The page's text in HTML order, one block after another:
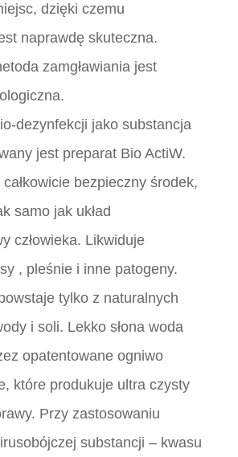
dzięki czemu
naprawdę skuteczna.
zamgławiania jest
dezynfekcji jako substancja
jest preparat Bio ActiW.
bezpieczny środek,
samo jak układ
człowieka. Likwiduje
, pleśnie i inne patogeny.
tylko z naturalnych
i soli. Lekko słona woda
opatentowane ogniwo
które produkuje ultra czysty
Przy zastosowaniu
substancji – kwasu